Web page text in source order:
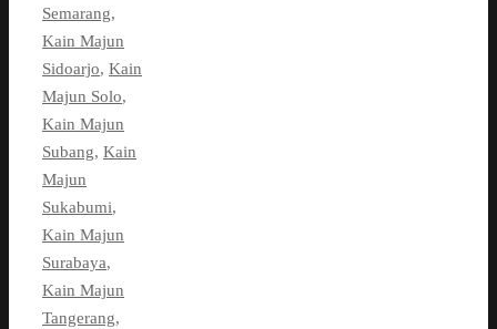
Semarang,
Kain Majun
Sidoarjo, Kain
Majun Solo,
Kain Majun
Subang, Kain
Majun
Sukabumi,
Kain Majun
Surabaya,
Kain Majun
Tangerang,